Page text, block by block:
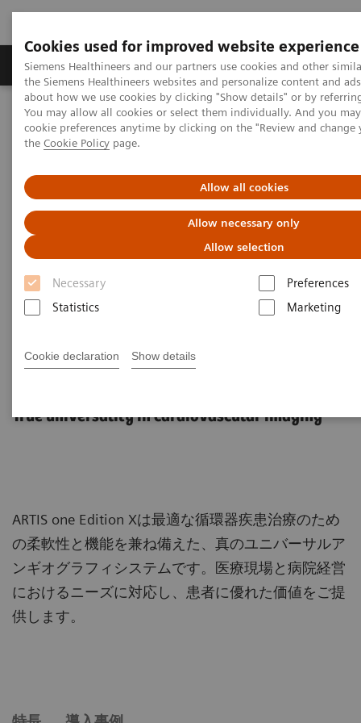
Cookies used for improved website experience
Siemens Healthineers and our partners use cookies and other
the Siemens Healthineers websites and personalize content and
about how we use cookies by clicking "Show details" or by
You may allow all cookies or select them individually. And you
cookie preferences anytime by clicking on the "Review and
the Cookie Policy page.
Allow all cookies
Allow necessary only
Allow selection
Necessary
Preferences
Statistics
Marketing
Cookie declaration Show details
製品＆サービス サポート情報 Insights
ホーム 画像診断・治療装置
血管撮影装置 Angio
Artis Interventional Angiography Systems
Artis one
True universality in cardiovascular imaging
ARTIS one Edition Xは最適な循環器疾患治療のため
の柔軟性と機能を兼ね備えた、真のユニバーサルア
ンギオグラフィシステムです。医療現場と病院経営
におけるニーズに対応し、患者に優れた価値をご提
供します。